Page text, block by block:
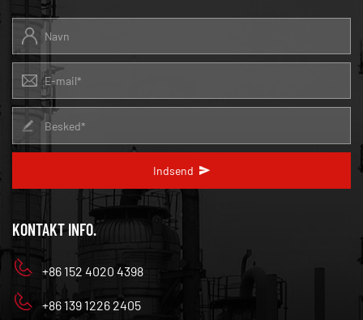
Indsend
KONTAKT INFO.
+86 152 4020 4398
+86 139 1226 2405